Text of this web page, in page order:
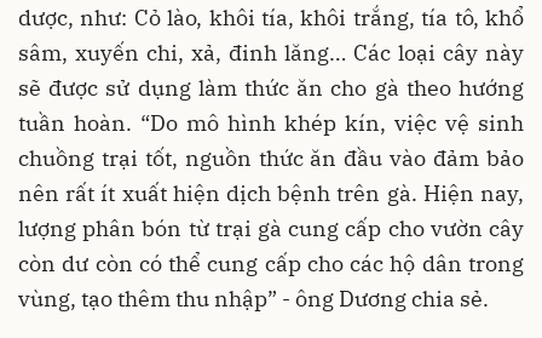
dược, như: Cỏ lào, khôi tía, khôi trắng, tía tô, khổ
sâm, xuyến chi, xả, đinh lăng… Các loại cây này
sẽ được sử dụng làm thức ăn cho gà theo hướng
tuần hoàn. “Do mô hình khép kín, việc vệ sinh
chuồng trại tốt, nguồn thức ăn đầu vào đảm bảo
nên rất ít xuất hiện dịch bệnh trên gà. Hiện nay,
lượng phân bón từ trại gà cung cấp cho vườn cây
còn dư còn có thể cung cấp cho các hộ dân trong
vùng, tạo thêm thu nhập” - ông Dương chia sẻ.